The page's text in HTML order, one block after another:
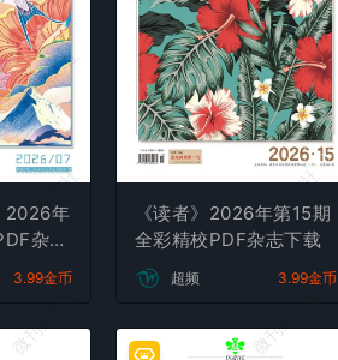
2026年
杂志
3.99金币
《读者》2026年第15期
全彩精校PDF杂志下载
超频 3.99金币
微刊杂志社
微刊杂志社
微刊杂志社
微刊杂志社
微刊杂志社
微刊杂志社